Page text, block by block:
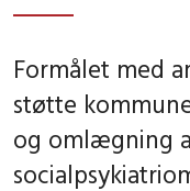
Formålet med
støtte
og omlægning